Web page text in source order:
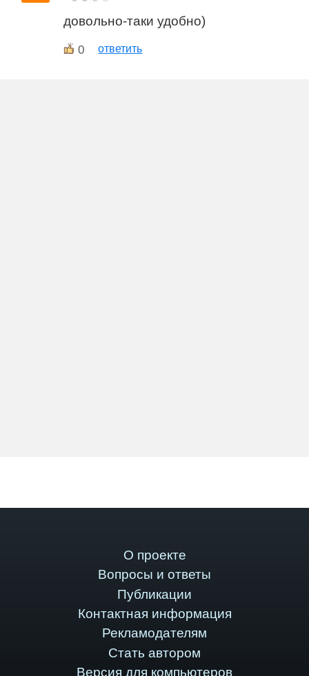
довольно-таки удобно)
0 ответить
О проекте
Вопросы и ответы
Публикации
Контактная информация
Рекламодателям
Стать автором
Версия для компьютеров